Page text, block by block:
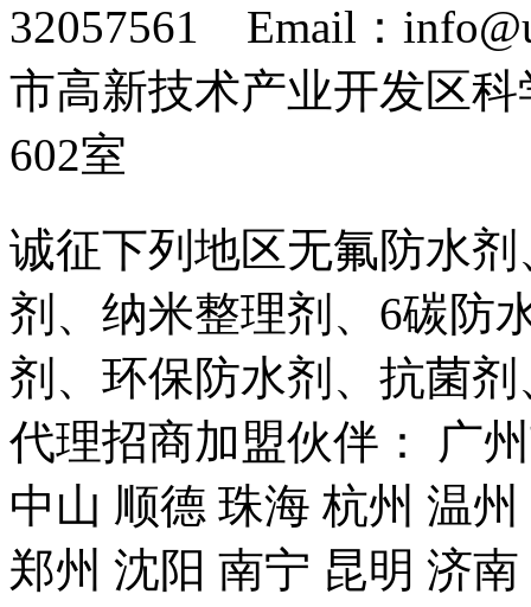
32057561 Email：
市高新技术产业开发区
602室
诚征下列地区无氟防水
剂、纳米整理剂、6碳防
剂、环保防水剂、抗菌
代理招商加盟伙伴： 广
中山 顺德 珠海 杭州 温
郑州 沈阳 南宁 昆明 济